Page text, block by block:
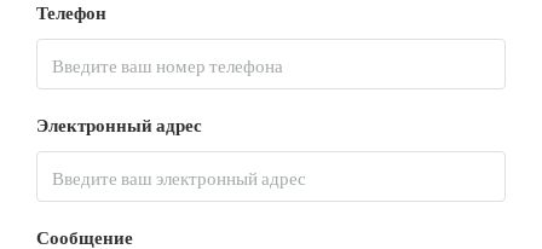
Телефон
Электронный адрес
Сообщение